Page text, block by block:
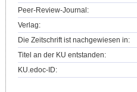
Peer-Review-Journal:
Verlag:
Die Zeitschrift ist nachgewiesen in:
Titel an der KU entstanden:
KU.edoc-ID: